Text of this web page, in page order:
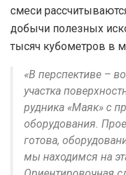
смеси
добычи полезных
тысяч кубометров в
«В перспективе –
участка
рудника «Маяк» с
оборудования.
готова,
мы находимся на